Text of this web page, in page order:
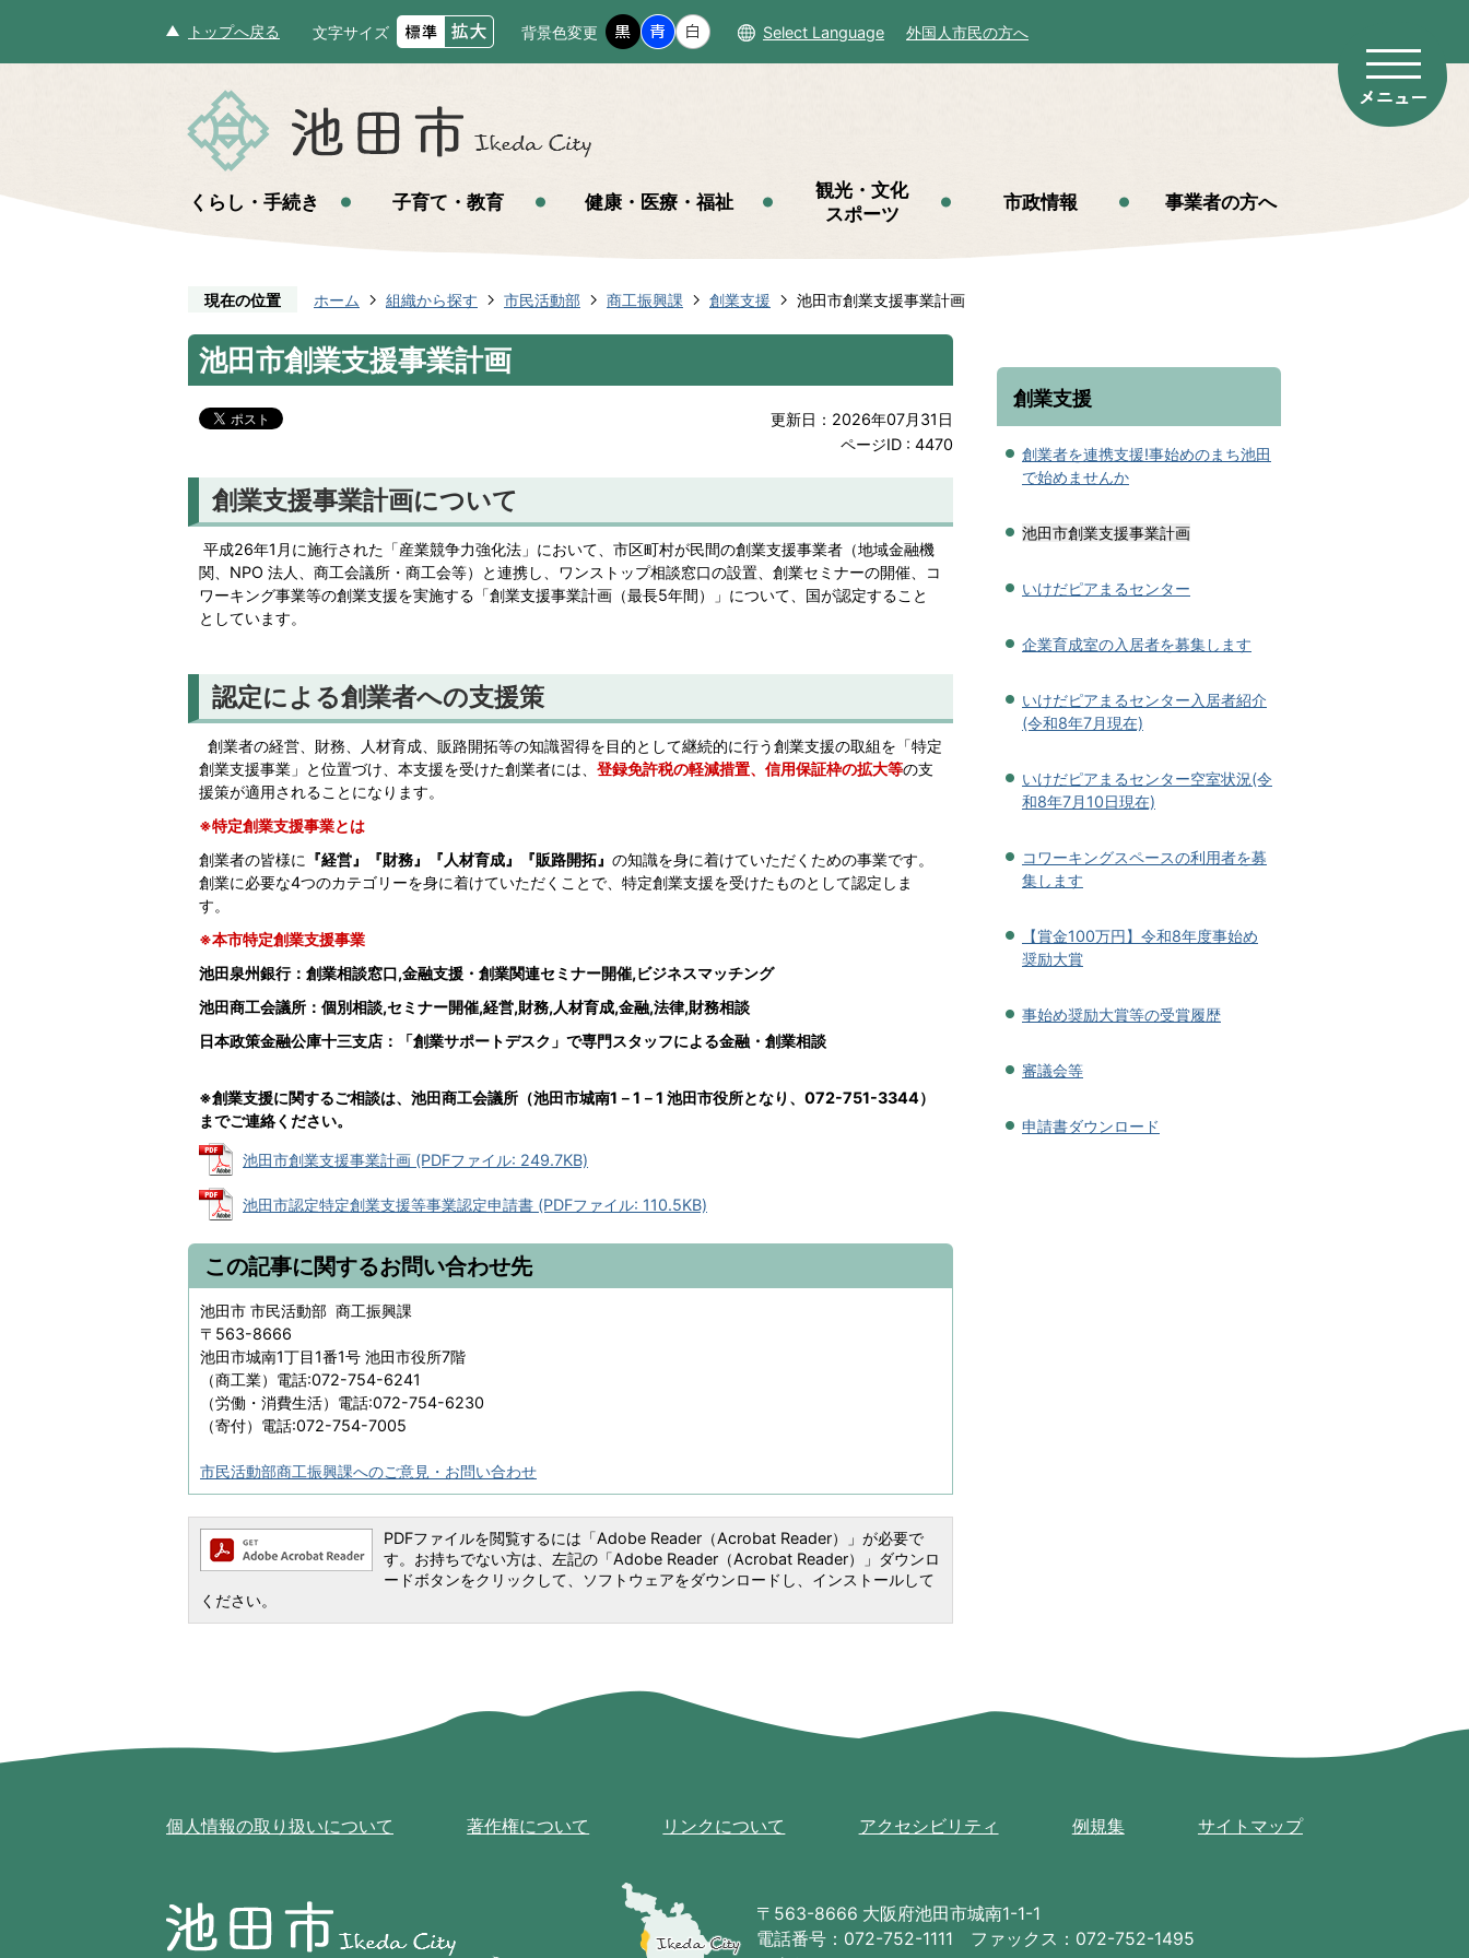
トップへ戻る 文字サイズ 背景色変更 Select Language 外国人市民の方へ
くらし・手続き 子育て・教育 健康・医療・福祉
観光・文化
スポーツ
市政情報 事業者の方へ
現在の位置 ホーム 組織から探す 市民活動部 商工振興課 創業支援 池田市創業支援事業計画
池田市創業支援事業計画
更新日：2026年07月31日
ページID : 4470
創業支援事業計画について
平成26年1月に施行された「産業競争力強化法」において、市区町村が民間の創業支援事業者（地域金融機
関、NPO 法人、商工会議所・商工会等）と連携し、ワンストップ相談窓口の設置、創業セミナーの開催、コ
ワーキング事業等の創業支援を実施する「創業支援事業計画（最長5年間）」について、国が認定すること
としています。
認定による創業者への支援策
創業者の経営、財務、人材育成、販路開拓等の知識習得を目的として継続的に行う創業支援の取組を「特定
創業支援事業」と位置づけ、本支援を受けた創業者には、 登録免許税の軽減措置、信用保証枠の拡大等の支
援策が適用されることになります。
※特定創業支援事業とは
創業者の皆様に 『経営』『財務』『人材育成』『販路開拓』 の知識を身に着けていただくための事業です。
創業に必要な4つのカテゴリーを身に着けていただくことで、特定創業支援を受けたものとして認定しま
す。
※本市特定創業支援事業
池田泉州銀行：創業相談窓口,金融支援・創業関連セミナー開催,ビジネスマッチング
池田商工会議所：個別相談,セミナー開催,経営,財務,人材育成,金融,法律,財務相談
日本政策金融公庫十三支店：「創業サポートデスク」で専門スタッフによる金融・創業相談
※創業支援に関するご相談は、池田商工会議所（池田市城南1－1－1 池田市役所となり、072-751-3344）
までご連絡ください。
池田市創業支援事業計画 (PDFファイル: 249.7KB)
池田市認定特定創業支援等事業認定申請書 (PDFファイル: 110.5KB)
この記事に関するお問い合わせ先
池田市 市民活動部 商工振興課
〒563-8666
池田市城南1丁目1番1号 池田市役所7階
（商工業）電話:072-754-6241
（労働・消費生活）電話:072-754-6230
（寄付）電話:072-754-7005
市民活動部商工振興課へのご意見・お問い合わせ
PDFファイルを閲覧するには「Adobe Reader（Acrobat Reader）」が必要で
す。お持ちでない方は、左記の「Adobe Reader（Acrobat Reader）」ダウンロ
ードボタンをクリックして、ソフトウェアをダウンロードし、インストールして
ください。
創業支援
創業者を連携支援!事始めのまち池田
で始めませんか
池田市創業支援事業計画
いけだピアまるセンター
企業育成室の入居者を募集します
いけだピアまるセンター入居者紹介
(令和8年7月現在)
いけだピアまるセンター空室状況(令
和8年7月10日現在)
コワーキングスペースの利用者を募
集します
【賞金100万円】令和8年度事始め
奨励大賞
事始め奨励大賞等の受賞履歴
審議会等
申請書ダウンロード
個人情報の取り扱いについて 著作権について リンクについて アクセシビリティ 例規集 サイトマップ
池
田
の
〒563-8666 大阪府池田市城南1-1-1
電話番号：072-752-1111 ファックス：072-752-1495